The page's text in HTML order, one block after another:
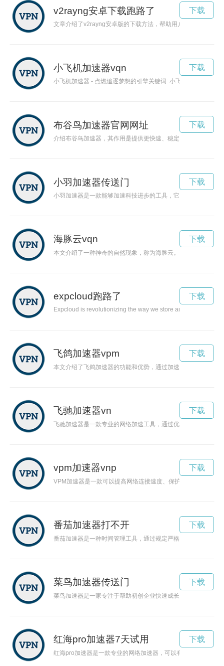
v2rayng安卓下载跑路了
文章介绍了v2rayng安卓版的下载方法，帮助用户快速获取该软
下载
小飞机加速器vqn
小飞机加速器 - 点燃追逐梦想的引擎关键词: 小飞机，加速器，
下载
布谷鸟加速器官网网址
介绍布谷鸟加速器，其作用是提供更快速、稳定的互联网连接
下载
小羽加速器传送门
小羽加速器是一款能够加速科技进步的工具，它凭借着强大的
下载
海豚云vqn
本文介绍了一种神奇的自然现象，称为海豚云。海豚云是指云
下载
expcloud跑路了
Expcloud is revolutionizing the way we store and access
下载
飞鸽加速器vpm
本文介绍了飞鸽加速器的功能和优势，通过加速网络连接，让
下载
飞驰加速器vn
飞驰加速器是一款专业的网络加速工具，通过优化网络连接，
下载
vpm加速器vnp
VPM加速器是一款可以提高网络连接速度、保护用户隐私的工
下载
番茄加速器打不开
番茄加速器是一种时间管理工具，通过规定严格的工作和休息
下载
菜鸟加速器传送门
菜鸟加速器是一家专注于帮助初创企业快速成长的创业孵化器
下载
红海pro加速器7天试用
红海pro加速器是一款专业的网络加速器，可以有效提升网络连
下载